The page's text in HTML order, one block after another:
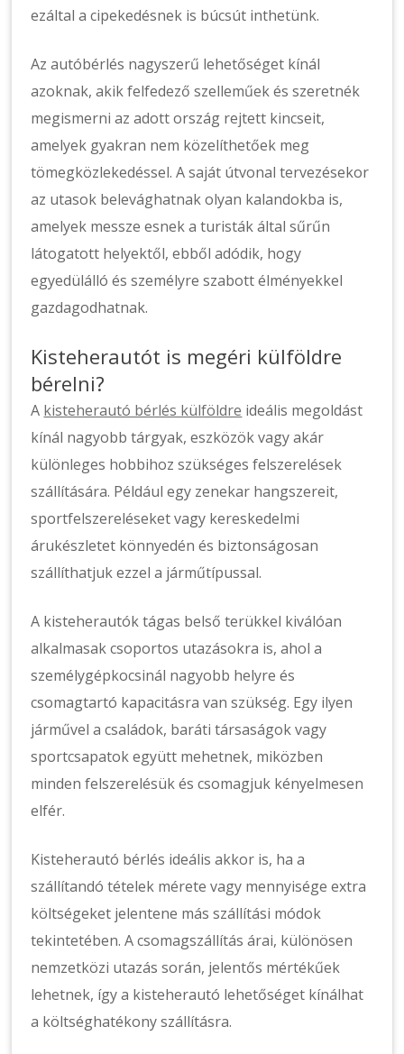
ezáltal a cipekedésnek is búcsút inthetünk.
Az autóbérlés nagyszerű lehetőséget kínál
azoknak, akik felfedező szelleműek és szeretnék
megismerni az adott ország rejtett kincseit,
amelyek gyakran nem közelíthetőek meg
tömegközlekedéssel. A saját útvonal tervezésekor
az utasok belevághatnak olyan kalandokba is,
amelyek messze esnek a turisták által sűrűn
látogatott helyektől, ebből adódik, hogy
egyedülálló és személyre szabott élményekkel
gazdagodhatnak.
Kisteherautót is megéri külföldre
bérelni?
A kisteherautó bérlés külföldre ideális megoldást
kínál nagyobb tárgyak, eszközök vagy akár
különleges hobbihoz szükséges felszerelések
szállítására. Például egy zenekar hangszereit,
sportfelszereléseket vagy kereskedelmi
árukészletet könnyedén és biztonságosan
szállíthatjuk ezzel a járműtípussal.
A kisteherautók tágas belső terükkel kiválóan
alkalmasak csoportos utazásokra is, ahol a
személygépkocsinál nagyobb helyre és
csomagtartó kapacitásra van szükség. Egy ilyen
járművel a családok, baráti társaságok vagy
sportcsapatok együtt mehetnek, miközben
minden felszerelésük és csomagjuk kényelmesen
elfér.
Kisteherautó bérlés ideális akkor is, ha a
szállítandó tételek mérete vagy mennyisége extra
költségeket jelentene más szállítási módok
tekintetében. A csomagszállítás árai, különösen
nemzetközi utazás során, jelentős mértékűek
lehetnek, így a kisteherautó lehetőséget kínálhat
a költséghatékony szállításra.